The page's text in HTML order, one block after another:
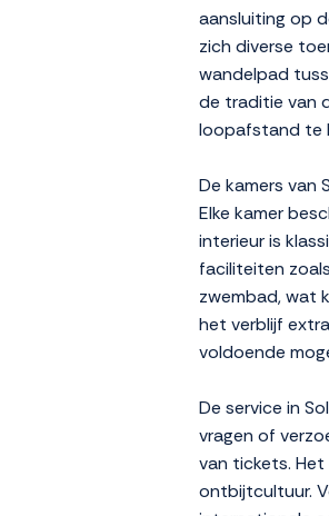
aansluiting op
zich diverse
wandelpad
de traditie van
loopafstand te
De kamers van
Elke kamer
interieur is
faciliteiten
zwembad, wat
het verblijf
voldoende
De service in
vragen of
van tickets.
ontbijtcultuur.